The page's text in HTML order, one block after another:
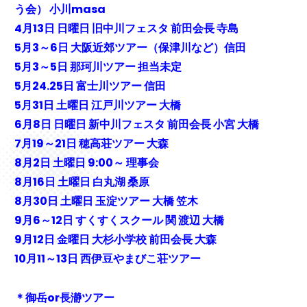
う会） 小川masa
4月13日 日曜日 旧中川フェスタ 前田会長 寺島
5月3～6日 大阪近郊ツアー（保津川など）信田
5月3～5日 那珂川ツアー 担当未定
5月24.25日 富士川ツアー 信田
5月31日 土曜日 江戸川ツアー 大橋
6月8日 日曜日 新中川フェスタ 前田会長 小宮 大橋
7月19～21日 穂高荘ツアー 大森
8月2日 土曜日 9:00～ 理事会
8月16日 土曜日 白丸湖 桑原
8月30日 土曜日 玉淀ツアー 大橋 笠木
9月6～12日 すくすくスクール 関 渡辺 大橋
9月12日 金曜日 大杉小学校 前田会長 大森
10月11～13日 西伊豆やまびこ荘ツアー
＊御岳or長瀞ツアー